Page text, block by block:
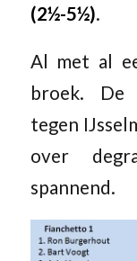
(2½-5½).
Al met al
broek. De
tegen
over
spannend.